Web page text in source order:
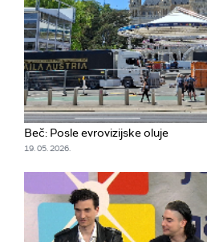
Beč: Posle evrovizijske oluje
19. 05. 2026.